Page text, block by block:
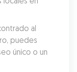
al
puedes
único o un